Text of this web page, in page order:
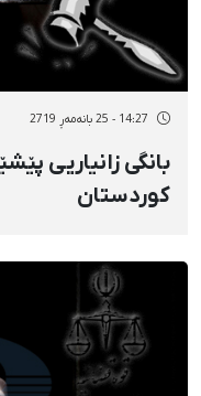
14:27 - 25 بانەمەڕ 2719
بانگی زانیاریی
کوردستان